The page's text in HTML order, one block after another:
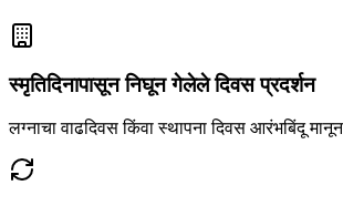
स्मृतिदिनापासून निघून गेलेले दिवस प्रदर्शन
लग्नाचा वाढदिवस किंवा स्थापना दिवस आरंभबिंदू